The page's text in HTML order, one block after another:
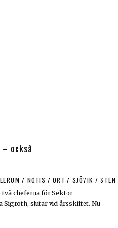
också
LERUM / NOTIS / ORT / SJÖVIK /
två cheferna för Sektor
Sigroth, slutar vid årsskiftet. Nu